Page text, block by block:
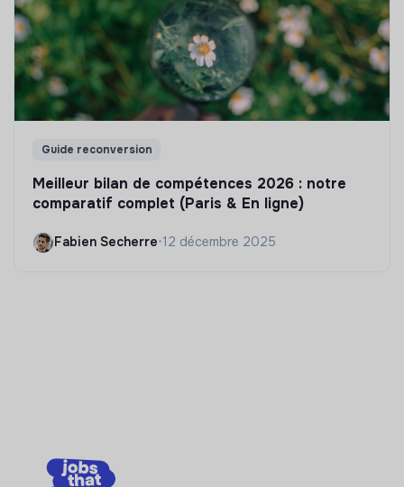
Guide reconversion
Meilleur bilan de compétences 2026 : notre
comparatif complet (Paris & En ligne)
Fabien Secherre•12 décembre 2025